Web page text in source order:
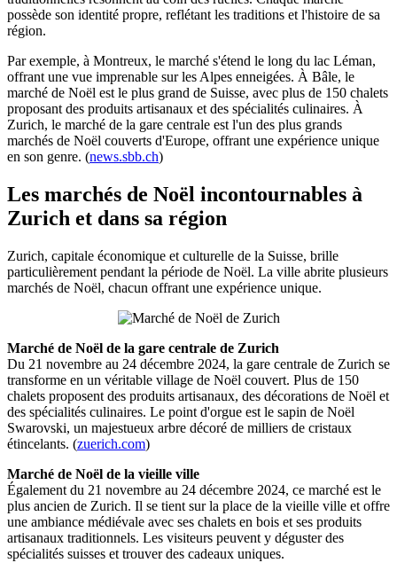
possède son identité propre, reflétant les traditions et l'histoire de sa
région.
Par exemple, à Montreux, le marché s'étend le long du lac Léman,
offrant une vue imprenable sur les Alpes enneigées. À Bâle, le
marché de Noël est le plus grand de Suisse, avec plus de 150 chalets
proposant des produits artisanaux et des spécialités culinaires. À
Zurich, le marché de la gare centrale est l'un des plus grands
marchés de Noël couverts d'Europe, offrant une expérience unique
en son genre. (news.sbb.ch)
Les marchés de Noël incontournables à
Zurich et dans sa région
Zurich, capitale économique et culturelle de la Suisse, brille
particulièrement pendant la période de Noël. La ville abrite plusieurs
marchés de Noël, chacun offrant une expérience unique.
Marché de Noël de la gare centrale de Zurich
Du 21 novembre au 24 décembre 2024, la gare centrale de Zurich se
transforme en un véritable village de Noël couvert. Plus de 150
chalets proposent des produits artisanaux, des décorations de Noël et
des spécialités culinaires. Le point d'orgue est le sapin de Noël
Swarovski, un majestueux arbre décoré de milliers de cristaux
étincelants. (zuerich.com)
Marché de Noël de la vieille ville
Également du 21 novembre au 24 décembre 2024, ce marché est le
plus ancien de Zurich. Il se tient sur la place de la vieille ville et offre
une ambiance médiévale avec ses chalets en bois et ses produits
artisanaux traditionnels. Les visiteurs peuvent y déguster des
spécialités suisses et trouver des cadeaux uniques.